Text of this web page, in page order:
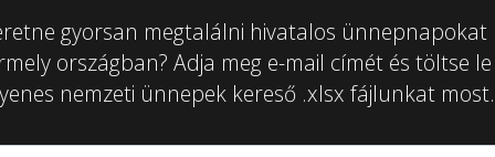
gyorsan megtalálni hivatalos ünnepnapokat
országban? Adja meg e-mail címét és töltse le
nemzeti ünnepek kereső .xlsx fájlunkat most.